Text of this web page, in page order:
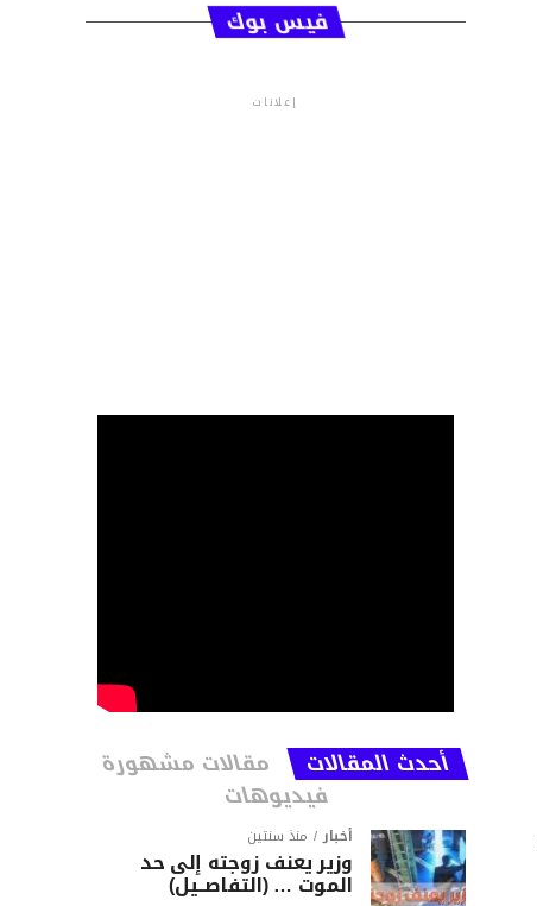
فيس بوك
إعلانات
أحدث المقالات مقالات مشهورة
فيديوهات
أخبار منذ سنتين
وزير يعنف زوجته إلى حد
الموت … (التفاصــيل)